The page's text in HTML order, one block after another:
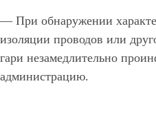
— При обнаружении
изоляции проводов или
гари незамедлительно
администрацию.